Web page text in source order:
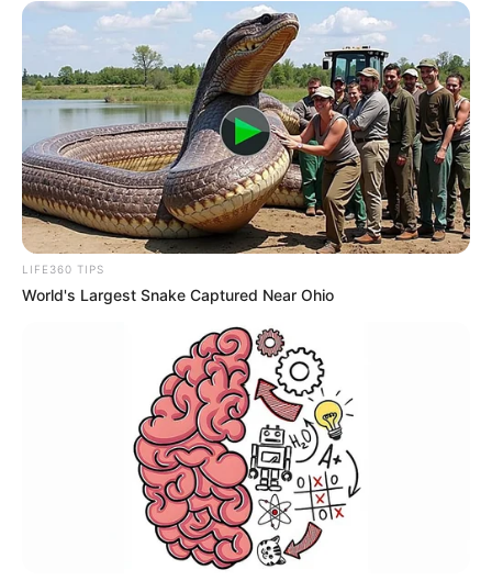
LIFE360 TIPS
World's Largest Snake Captured Near Ohio